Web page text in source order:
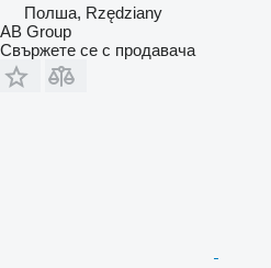
Полша, Rzędziany
AB Group
Свържете се с продавача